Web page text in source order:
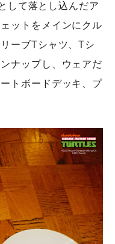
して落とし込んだア
ットをメインにクル
ーブTシャツ、Tシ
ナップし、ウェアだ
トボードデッキ、プ